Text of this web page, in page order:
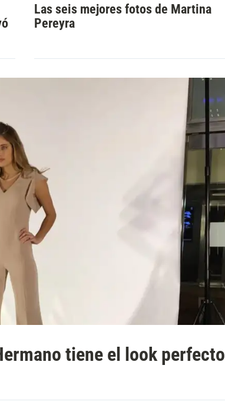
Las seis mejores fotos de Martina
Pereyra
tiene el look perfecto